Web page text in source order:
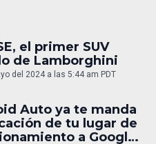
el primer SUV
de Lamborghini
del 2024 a las 5:44 am PDT
Auto ya te manda
de tu lugar de
a Google